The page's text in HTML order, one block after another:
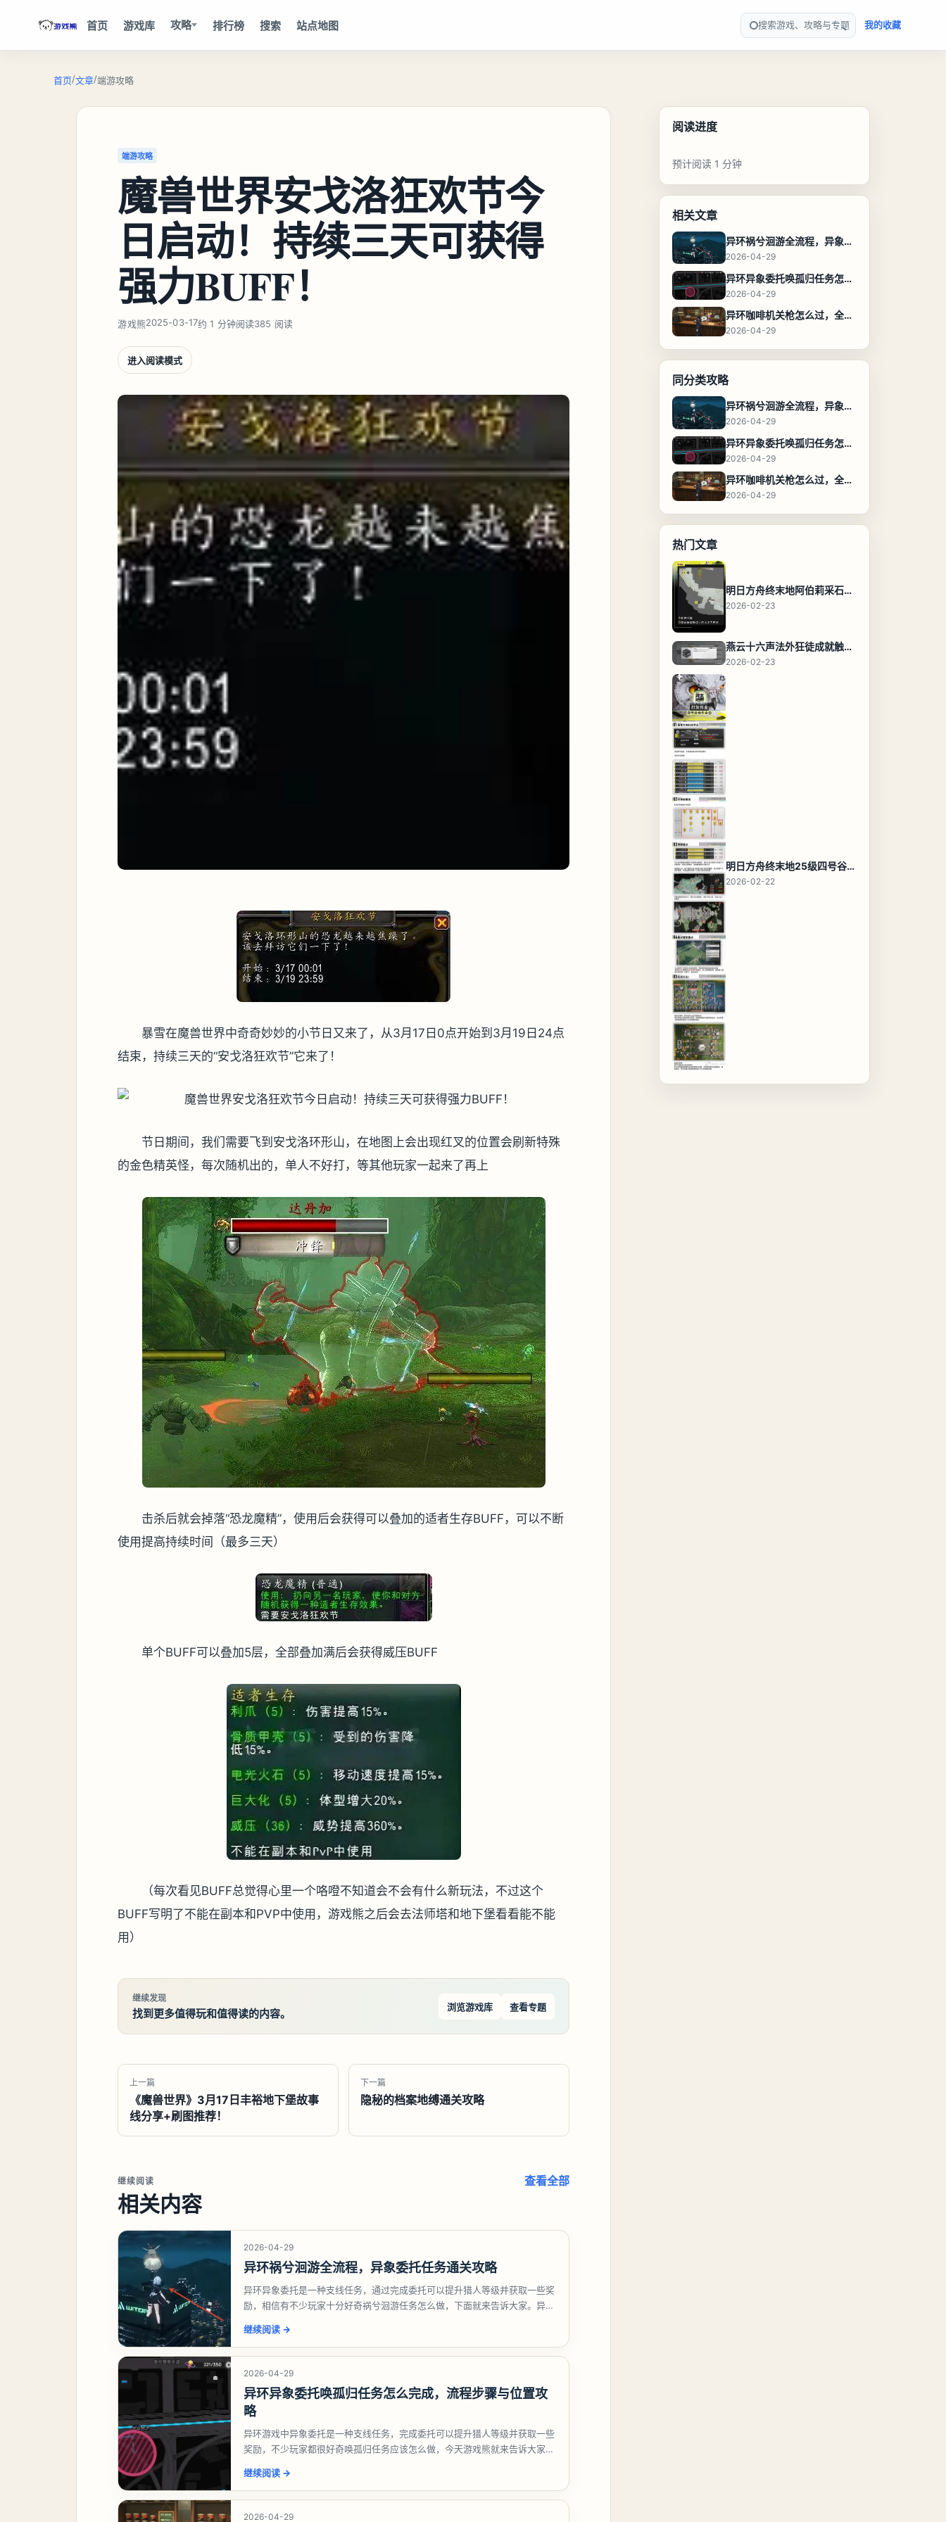
首页 游戏库 攻略 排行榜 搜索 站点地图 搜索游戏、攻略与专题 我的收藏
首页/文章/端游攻略
端游攻略
魔兽世界安戈洛狂欢节今
日启动！持续三天可获得
强力BUFF！
游戏熊2025-03-17约 1 分钟阅读385 阅读
进入阅读模式
暴雪在魔兽世界中奇奇妙妙的小节日又来了，从3月17日0点开始到3月19日24点
结束，持续三天的“安戈洛狂欢节”它来了！
节日期间，我们需要飞到安戈洛环形山，在地图上会出现红叉的位置会刷新特殊
的金色精英怪，每次随机出的，单人不好打，等其他玩家一起来了再上
击杀后就会掉落“恐龙魔精”，使用后会获得可以叠加的适者生存BUFF，可以不断
使用提高持续时间（最多三天）
单个BUFF可以叠加5层，全部叠加满后会获得威压BUFF
（每次看见BUFF总觉得心里一个咯噔不知道会不会有什么新玩法，不过这个
BUFF写明了不能在副本和PVP中使用，游戏熊之后会去法师塔和地下堡看看能不能
用）
继续发现
找到更多值得玩和值得读的内容。
浏览游戏库 查看专题
上一篇
《魔兽世界》3月17日丰裕地下堡故事
线分享+刷图推荐！
下一篇
隐秘的档案地缚通关攻略
继续阅读
相关内容
查看全部
2026-04-29
异环祸兮洄游全流程，异象委托任务通关攻略
异环异象委托是一种支线任务，通过完成委托可以提升猎人等级并获取一些奖
励，相信有不少玩家十分好奇祸兮洄游任务怎么做，下面就来告诉大家。异环
继续阅读 →
2026-04-29
异环异象委托唤孤归任务怎么完成，流程步骤与位置攻
略
异环游戏中异象委托是一种支线任务，完成委托可以提升猎人等级并获取一些
奖励，不少玩家都很好奇唤孤归任务应该怎么做，今天游戏熊就来告诉大家。
继续阅读 →
2026-04-29
阅读进度
预计阅读 1 分钟
相关文章
异环祸兮洄游全流程，异象委托任务通关攻略
2026-04-29
异环异象委托唤孤归任务怎么完成，流程步骤与位置攻略
2026-04-29
异环咖啡机关枪怎么过，全流程通关攻略
2026-04-29
同分类攻略
异环祸兮洄游全流程，异象委托任务通关攻略
2026-04-29
异环异象委托唤孤归任务怎么完成，流程步骤与位置攻略
2026-04-29
异环咖啡机关枪怎么过，全流程通关攻略
2026-04-29
热门文章
明日方舟终末地阿伯莉采石场宝箱全收集攻略，全点位分布图与路线
2026-02-23
燕云十六声法外狂徒成就触发条件与通关攻略
2026-02-23
明日方舟终末地25级四号谷地基地蓝图，高效布局规划
2026-02-22